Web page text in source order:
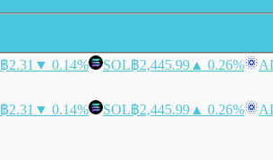
฿2.31 ▼ 0.14% SOL฿2,445.99 ▲ 0.26%
฿2.31 ▼ 0.14% SOL฿2,445.99 ▲ 0.26%